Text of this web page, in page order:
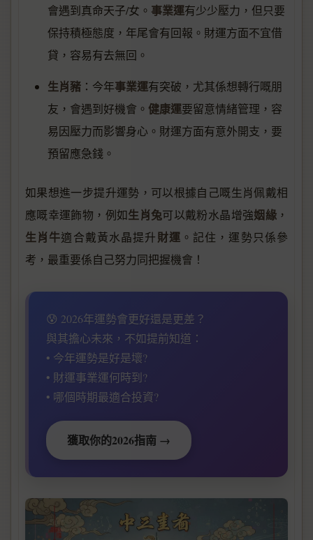
會遇到真命天子/女。 事業運有少少壓力，但只要
保持積極態度，年尾會有回報。財運方面不宜借
貸，容易有去無回。
生肖豬 ：今年事業運有突破，尤其係想轉行嘅朋
友，會遇到好機會。 健康運要留意情緒管理，容
易因壓力而影響身心。財運方面有意外開支，要
預留應急錢。
如果想進一步提升運勢，可以根據自己嘅生肖佩戴相
應嘅幸運飾物，例如生肖兔可以戴粉水晶增強姻緣 ，
生肖牛適合戴黃水晶提升財運 。記住，運勢只係參
考，最重要係自己努力同把握機會！
😰 2026年運勢會更好還是更差？
與其擔心未來，不如提前知道：
• 今年運勢是好是壞?
• 財運事業運何時到?
• 哪個時期最適合投資?
獲取你的2026指南 →